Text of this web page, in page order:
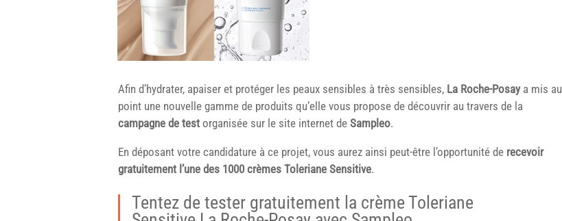
Afin d’hydrater, apaiser et protéger les peaux sensibles à très sensibles, La Roche-Posaya mis au
point une nouvelle gamme de produits qu’elle vous propose de découvrir au travers de la
campagne de test organisée sur le site internet de Sampleo.
En déposant votre candidature à ce projet, vous aurez ainsi peut-être l’opportunité de recevoir
gratuitement l’une des 1000 crèmes Toleriane Sensitive.
Tentez de tester gratuitement la crème Toleriane